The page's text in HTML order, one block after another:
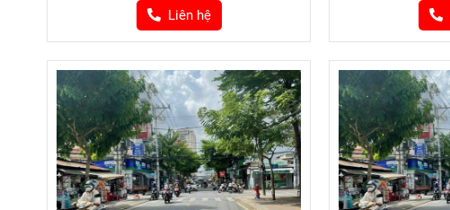
Liên hệ